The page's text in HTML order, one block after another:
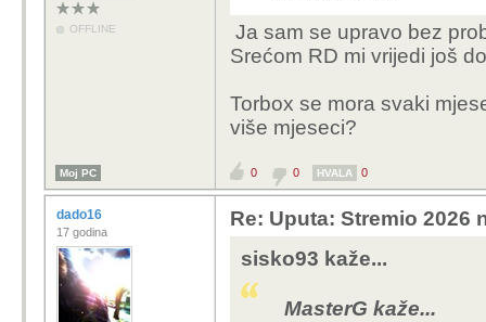
OFFLINE
Ja sam se upravo bez
Srećom RD mi vrijedi još
Torbox se mora svaki
više mjeseci?
Moj PC 0 0 HVALA 0
dado16
17 godina
Re: Uputa: Stremio 2026
sisko93 kaže...
MasterG kaže...